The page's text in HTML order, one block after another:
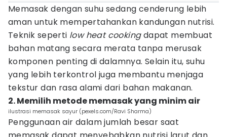
Memasak dengan suhu sedang cenderung lebih
aman untuk mempertahankan kandungan nutrisi.
Teknik seperti low heat cookingdapat membuat
bahan matang secara merata tanpa merusak
komponen penting di dalamnya. Selain itu, suhu
yang lebih terkontrol juga membantu menjaga
tekstur dan rasa alami dari bahan makanan.
2. Memilih metode memasak yang minim air
ilustrasi memasak sayur (pexels.com/Ravi Sharma)
Penggunaan air dalam jumlah besar saat